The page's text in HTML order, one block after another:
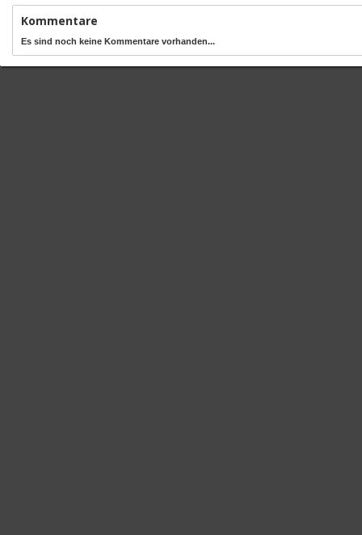
Kommentare
Es sind noch keine Kommentare vorhanden...